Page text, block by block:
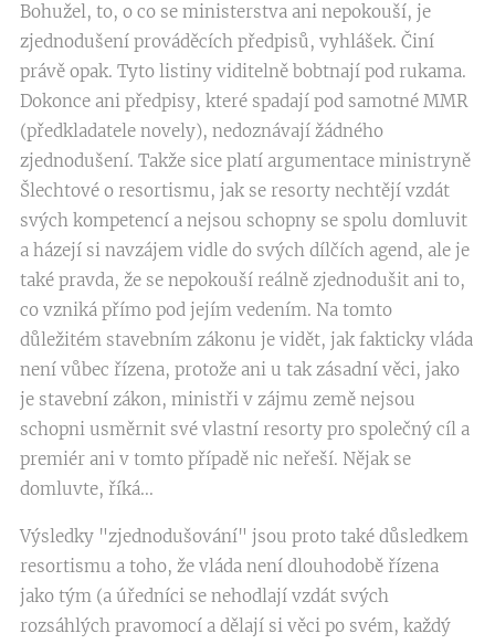
Bohužel, to, o co se ministerstva ani nepokouší, je
zjednodušení prováděcích předpisů, vyhlášek. Činí
právě opak. Tyto listiny viditelně bobtnají pod rukama.
Dokonce ani předpisy, které spadají pod samotné MMR
(předkladatele novely), nedoznávají žádného
zjednodušení. Takže sice platí argumentace ministryně
Šlechtové o resortismu, jak se resorty nechtějí vzdát
svých kompetencí a nejsou schopny se spolu domluvit
a házejí si navzájem vidle do svých dílčích agend, ale je
také pravda, že se nepokouší reálně zjednodušit ani to,
co vzniká přímo pod jejím vedením. Na tomto
důležitém stavebním zákonu je vidět, jak fakticky vláda
není vůbec řízena, protože ani u tak zásadní věci, jako
je stavební zákon, ministři v zájmu země nejsou
schopni usměrnit své vlastní resorty pro společný cíl a
premiér ani v tomto případě nic neřeší. Nějak se
domluvte, říká...
Výsledky "zjednodušování" jsou proto také důsledkem
resortismu a toho, že vláda není dlouhodobě řízena
jako tým (a úředníci se nehodlají vzdát svých
rozsáhlých pravomocí a dělají si věci po svém, každý